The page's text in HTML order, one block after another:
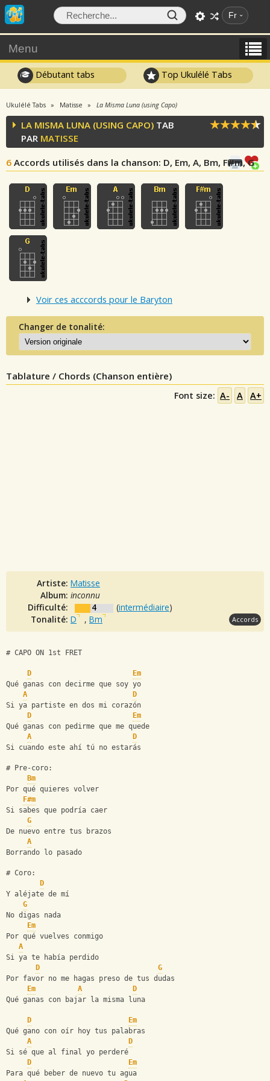
Fr
Menu
Débutant tabs Top Ukulélé Tabs
Ukulélé Tabs Matisse La Misma Luna (using Capo)
LA MISMA LUNA (USING CAPO) TAB
PAR MATISSE
6 Accords utilisés dans la chanson: D, Em, A, Bm, F#m, G
Voir ces acccords pour le Baryton
Changer de tonalité:
Tablature / Chords (Chanson entière)
Font size: A- A A+
Artiste: Matisse
Album: inconnu
Difficulté:
4 (intermédiaire)
Tonalité: D , Bm Accords
# CAPO ON 1st FRET
D
Em
Qué ganas con decirme que soy yo
A
D
Si ya partiste en dos mi corazón
D
Em
Qué ganas con pedirme que me quede
A
D
Si cuando este ahí tú no estarás
# Pre-coro:
Bm
Por qué quieres volver
F#m
Si sabes que podría caer
G
De nuevo entre tus brazos
A
Borrando lo pasado
# Coro:
D
Y aléjate de mí
G
No digas nada
Em
Por qué vuelves conmigo
A
Si ya te había perdido
D
G
Por favor no me hagas preso de tus dudas
Em
A
D
Qué ganas con bajar la misma luna
D
Em
Qué gano con oír hoy tus palabras
A
D
Si sé que al final yo perderé
D
Em
Para qué beber de nuevo tu agua